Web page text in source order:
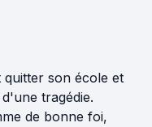
quitter son école et
tragédie.
de bonne foi,